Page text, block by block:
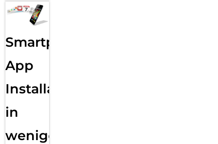
Smartphone
App
Installation
in
wenigen